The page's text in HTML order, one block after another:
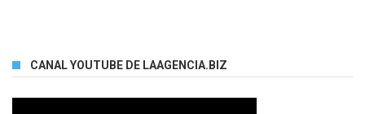
CANAL YOUTUBE DE LAAGENCIA.BIZ